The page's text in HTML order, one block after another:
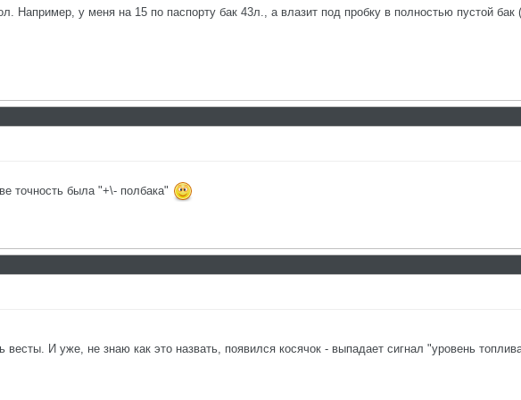
Например, у меня на 15 по паспорту бак 43л., а влазит под пробку в полностью пустой
точность была "+\- полбака"
И уже, не знаю как это назвать, появился косячок - выпадает сигнал "уровень